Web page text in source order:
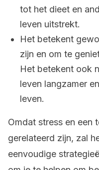
tot het dieet en
leven uitstrekt.
Het betekent
zijn en om te
Het betekent ook
leven langzamer
leven.
Omdat stress en een
gerelateerd zijn, zal
eenvoudige